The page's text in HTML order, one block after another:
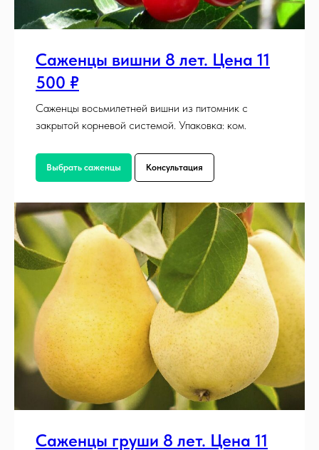
Саженцы вишни 8 лет. Цена 11
500 ₽
Саженцы восьмилетней вишни из питомник с
закрытой корневой системой. Упаковка: ком.
Выбрать саженцы Консультация
Саженцы груши 8 лет. Цена 11